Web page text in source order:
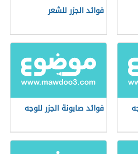
فوائد الجزر للشعر
فوائد صابونة الجزر للوجه